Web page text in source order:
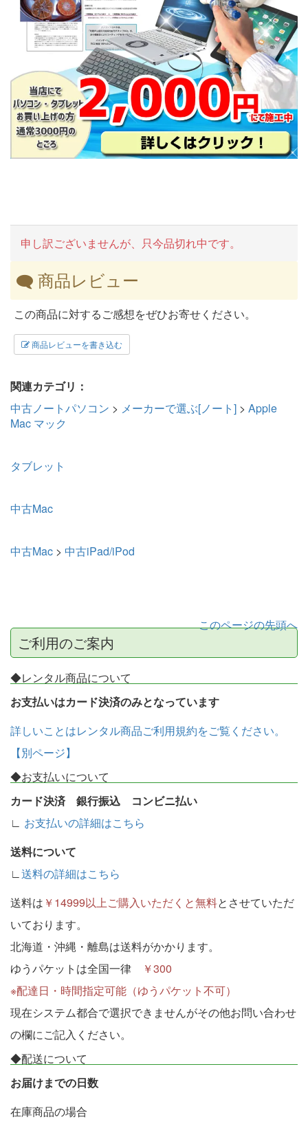
申し訳ございませんが、只今品切れ中です。
商品レビュー
この商品に対するご感想をぜひお寄せください。
商品レビューを書き込む
関連カテゴリ：
中古ノートパソコン > メーカーで選ぶ[ノート] > Apple
Mac マック
タブレット
中古Mac
中古Mac > 中古iPad/iPod
このページの先頭へ
ご利用のご案内
◆レンタル商品について
お支払いはカード決済のみとなっています
詳しいことはレンタル商品ご利用規約をご覧ください。
【別ページ】
◆お支払いについて
カード決済 銀行振込 コンビニ払い
∟ お支払いの詳細はこちら
送料について
∟送料の詳細はこちら
送料は ￥14999以上ご購入いただくと無料とさせていただ
いております。
北海道・沖縄・離島は送料がかかります。
ゆうパケットは全国一律
￥300
※配達日・時間指定可能（ゆうパケット不可）
現在システム都合で選択できませんがその他お問い合わせ
の欄にご記入ください。
◆配送について
お届けまでの日数
在庫商品の場合